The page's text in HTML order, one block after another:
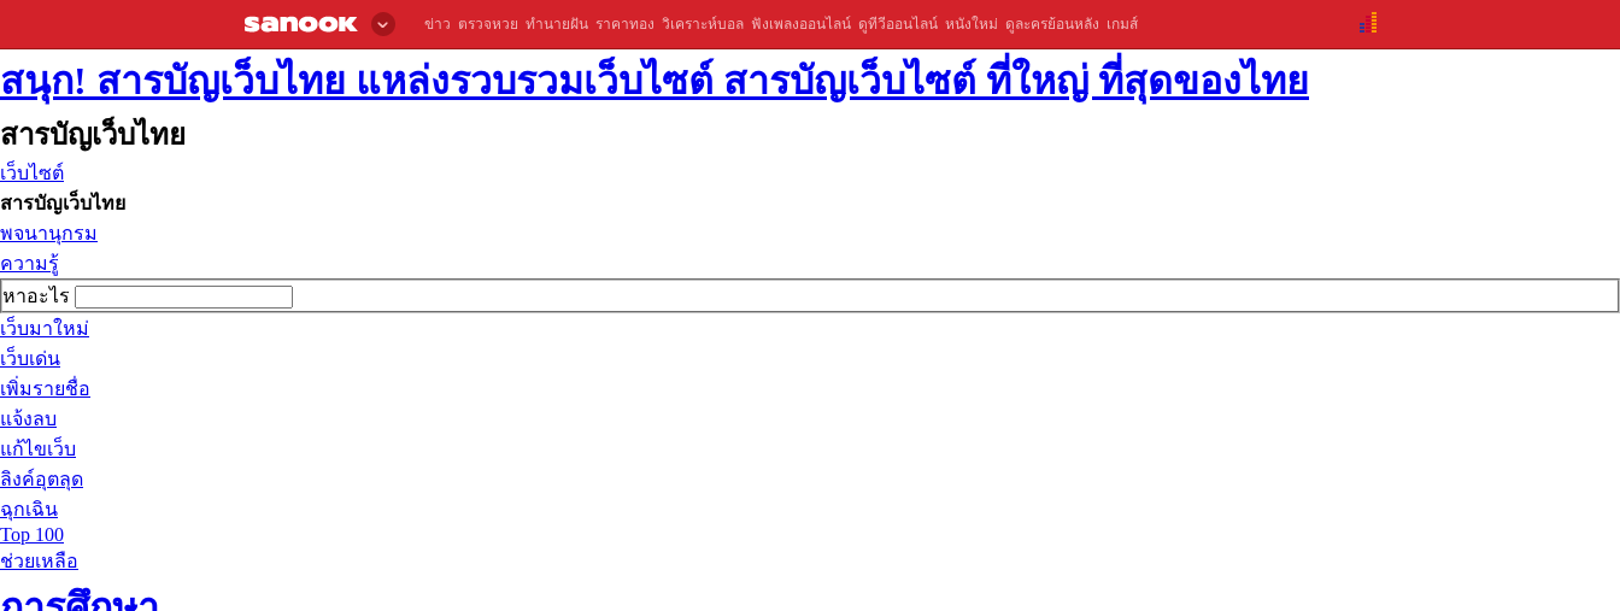
ข่าว ตรวจหวย ทำนายฝัน ราคาทอง วิเคราะห์บอล ฟังเพลงออนไลน์ ดูทีวีออนไลน์ หนังใหม่ ดูละครย้อนหลัง เกมส์
สนุก! สารบัญเว็บไทย แหล่งรวบรวมเว็บไซต์ สารบัญเว็บไซต์ ที่ใหญ่ ที่สุดของไทย
สารบัญเว็บไทย
เว็บไซต์
สารบัญเว็บไทย
พจนานุกรม
ความรู้
หาอะไร
เว็บมาใหม่
เว็บเด่น
เพิ่มรายชื่อ
แจ้งลบ
แก้ไขเว็บ
ลิงค์อุตลุด
ฉุกเฉิน
Top 100
ช่วยเหลือ